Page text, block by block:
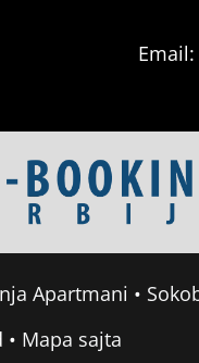
Apartmani •
Mapa sajta